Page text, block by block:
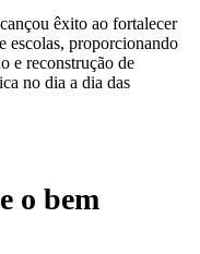
êxito ao fortalecer
escolas, proporcionando
e reconstrução de
no dia a dia das
o bem